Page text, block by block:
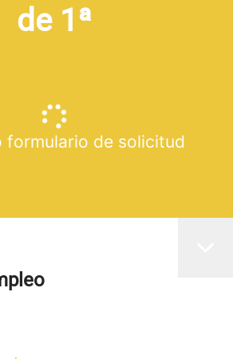
de 1ª
formulario de solicitud